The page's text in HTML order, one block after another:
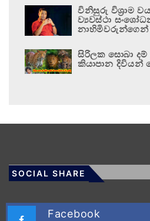
විනිසුරු විශ්‍රාම
ව්‍යවස්ථා
නාහිමිවරුන්ගෙන්
සිරිලක සොබා
කියාපාන දිවියන්
SOCIAL SHARE
Facebook